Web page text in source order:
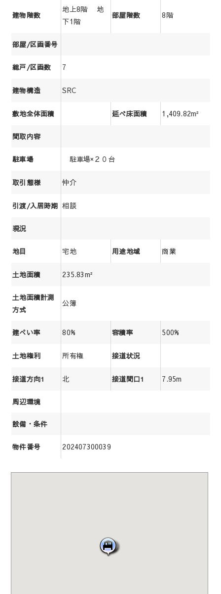
建物階数
地上8階 地
下1階
部屋階数 8階
部屋/区画番号
総戸/区画数 7
建物構造 SRC
敷地全体面積 延べ床面積 1,409.82m²
間取内容
駐車場 駐車場×２０台
取引態様 仲介
引渡/入居時期 相談
現況
地目 宅地 用途地域 商業
土地面積 235.83m²
土地面積計測
方式
公簿
建ぺい率 80% 容積率 500%
土地権利 所有権 接道状況
接道方向1 北 接道間口1 7.95m
周辺環境
設備・条件
物件番号 202407300039